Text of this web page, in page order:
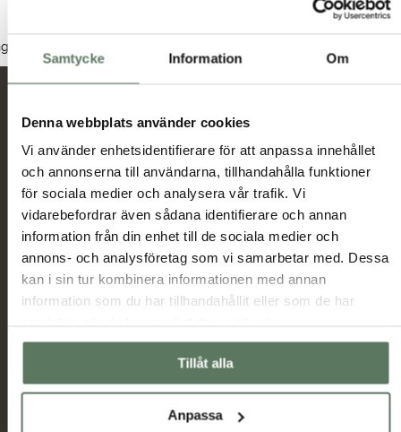
Samtycke Information Om
Denna webbplats använder cookies
Vi använder enhetsidentifierare för att anpassa innehållet
och annonserna till användarna, tillhandahålla funktioner
för sociala medier och analysera vår trafik. Vi
vidarebefordrar även sådana identifierare och annan
information från din enhet till de sociala medier och
annons- och analysföretag som vi samarbetar med. Dessa
kan i sin tur kombinera informationen med annan
information som du har tillhandahållit eller som de har
Tillåt alla
Anpassa
är att hela Tuxers sortiment ska vara av en grönare karaktär.
produkter hittades som motsvarar ditt val.
Herr
Miljö & hållbarhet
Ambassadörer
Samarbetspartners
Jag har tagit del av hur Tuxer hanterar
uppgifterna som hämtas in via formuläret och jag
godkänner behandlingen enligt
Skicka